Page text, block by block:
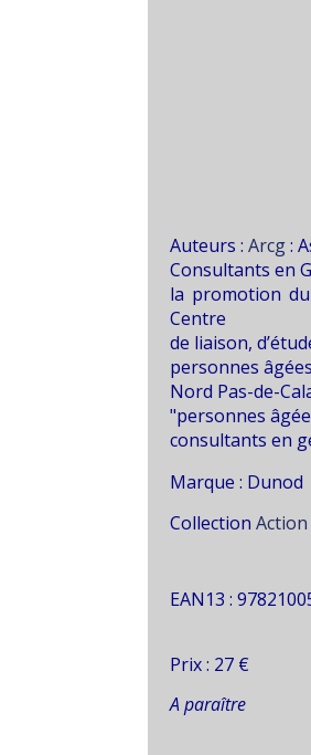
Auteurs :Arcg:
Consultants en
la promotion
Centre
de liaison,
personnes
Nord Pas-de-
"personnes
consultants en
Marque : Dunod
CollectionAction
EAN13 :
Prix : 27 €
A paraître